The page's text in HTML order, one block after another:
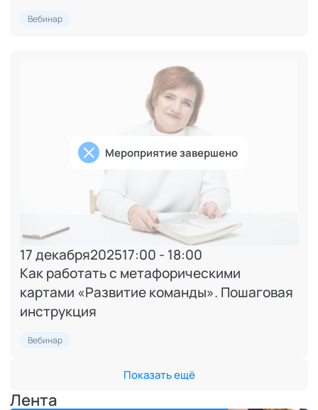
Вебинар
Мероприятие завершено
17 декабря202517:00 - 18:00
Как работать с метафорическими
картами «Развитие команды». Пошаговая
инструкция
Вебинар
Показать ещё
Лента